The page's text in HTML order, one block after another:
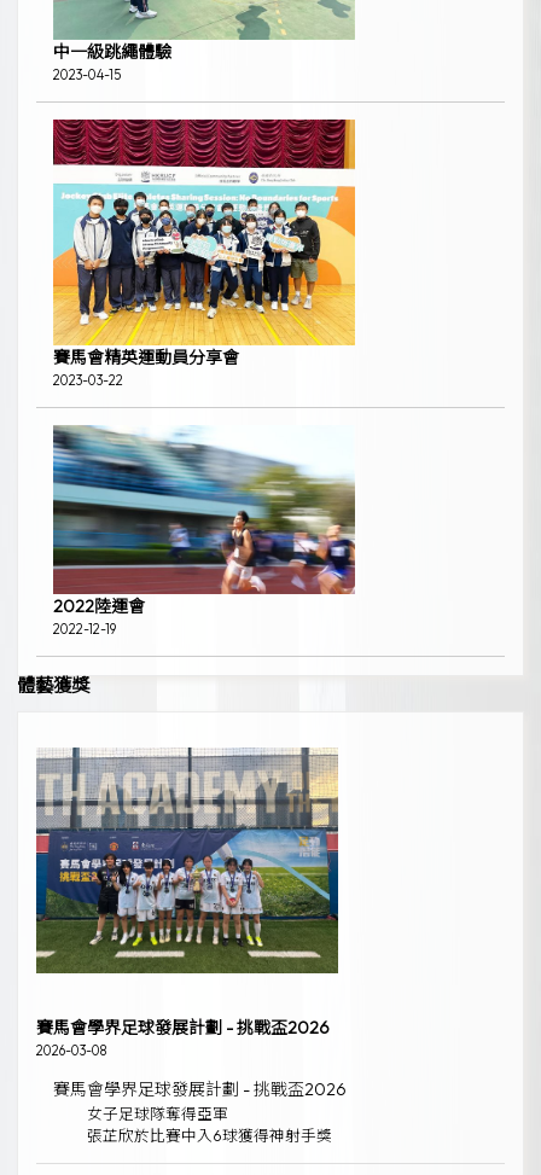
中一級跳繩體驗
2023-04-15
賽馬會精英運動員分享會
2023-03-22
2022陸運會
2022-12-19
體藝獲獎
賽馬會學界足球發展計劃 - 挑戰盃2026
2026-03-08
賽馬會學界足球發展計劃 - 挑戰盃2026
女子足球隊奪得亞軍
張芷欣於比賽中入6球獲得神射手獎